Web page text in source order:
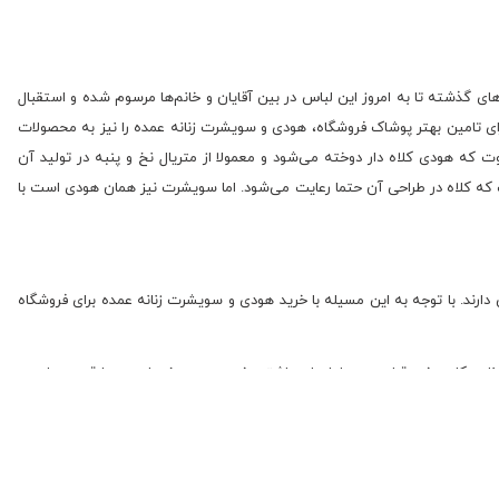
گذشته تا به امروز این لباس در بین آقایان و خانم‌ها مرسوم شده و استقبال
تامین بهتر پوشاک فروشگاه، هودی و سویشرت زنانه عمده را نیز به محصولات
که هودی کلاه دار دوخته می‌شود و معمولا از متریال نخ و پنبه در تولید آن
کلاه در طراحی آن حتما رعایت می‌شود. اما سویشرت نیز همان هودی است با
با توجه به این مسیله با خرید هودی و سویشرت زنانه عمده برای فروشگاه
کاری خود قرار دهید. اما برای داشتن خریدی سریعف راحت و با قیمت‌های به